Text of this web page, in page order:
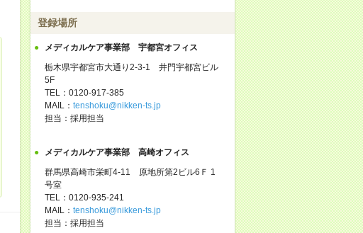
登録場所
メディカルケア事業部 宇都宮オフィス
栃木県宇都宮市大通り2-3-1 井門宇都宮ビル
5F
TEL：0120-917-385
MAIL： tenshoku@nikken-ts.jp
担当：採用担当
メディカルケア事業部 高崎オフィス
群馬県高崎市栄町4-11 原地所第2ビル6Ｆ 1
号室
TEL：0120-935-241
MAIL： tenshoku@nikken-ts.jp
担当：採用担当